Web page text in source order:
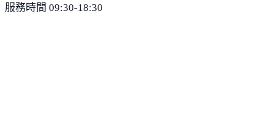
服務時間 09:30-18:30